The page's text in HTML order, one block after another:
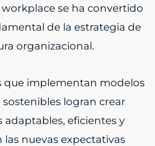
workplace se ha convertido
de la estrategia de
organizacional.
que implementan modelos
logran crear
adaptables, eficientes y
las nuevas expectativas